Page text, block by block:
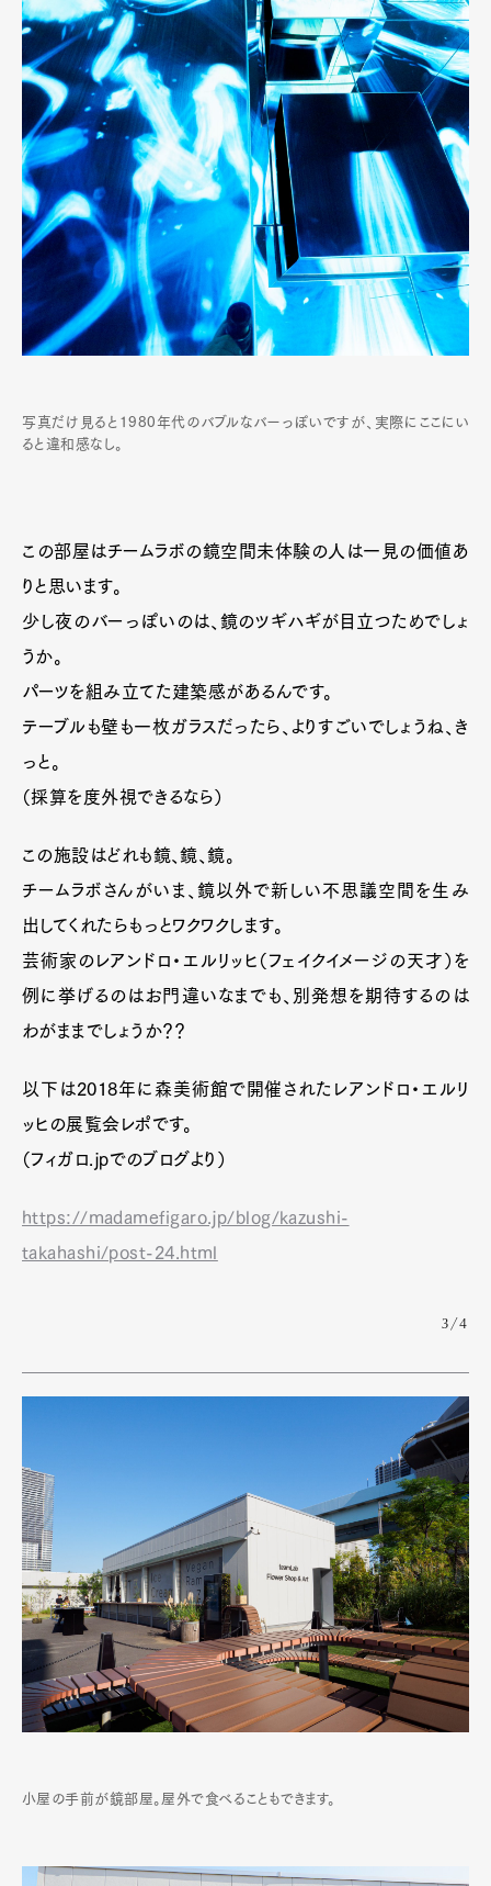
写真だけ見ると1980年代のバブルなバーっぽいですが、実際にここにい
ると違和感なし。
この部屋はチームラボの鏡空間未体験の人は一見の価値あ
りと思います。
少し夜のバーっぽいのは、鏡のツギハギが目立つためでしょ
うか。
パーツを組み立てた建築感があるんです。
テーブルも壁も一枚ガラスだったら、よりすごいでしょうね、き
っと。
（採算を度外視できるなら）
この施設はどれも鏡、鏡、鏡。
チームラボさんがいま、鏡以外で新しい不思議空間を生み
出してくれたらもっとワクワクします。
芸術家のレアンドロ・エルリッヒ（フェイクイメージの天才）を
例に挙げるのはお門違いなまでも、別発想を期待するのは
わがままでしょうか？？
以下は2018年に森美術館で開催されたレアンドロ・エルリ
ッヒの展覧会レポです。
（フィガロ.jpでのブログより）
https://madamefigaro.jp/blog/kazushi-
takahashi/post-24.html
3/4
小屋の手前が鏡部屋。屋外で食べることもできます。